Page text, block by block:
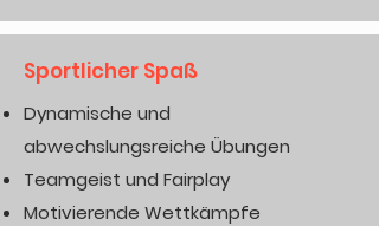
Sportlicher Spaß
Dynamische und
abwechslungsreiche Übungen
Teamgeist und Fairplay
Motivierende Wettkämpfe